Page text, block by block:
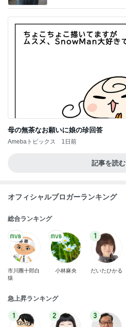
母の無茶なお願いに娘の珍回答
Amebaトピックス 1日前
記事を読む
オフィシャルブロガーランキング
総合ランキング
市川團十郎白
猿
小林麻央
1
だいたひかる
急上昇ランキング
1 2 3